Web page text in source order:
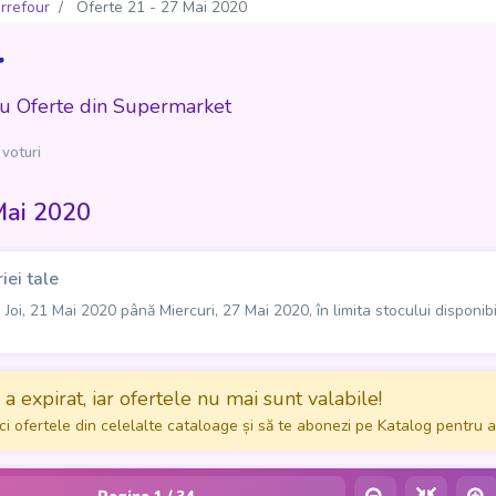
Oferte 21 - 27 Mai 2020
Oferte din Supermarket
2020
tale
21 Mai 2020 până Miercuri, 27 Mai 2020, în limita stocului
expirat, iar ofertele nu mai sunt valabile!
ofertele din celelalte cataloage și să te abonezi pe Katalog pentru